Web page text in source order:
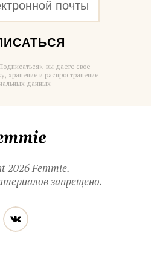
вы даете свое
хранение и распространение
данных
2026 Femmie.
запрещено.
Читайте
нас
в социальных